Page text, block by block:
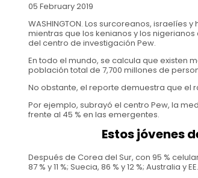
05 February 2019
WASHINGTON. Los surcoreanos,
mientras que los kenianos y los
del centro de investigación Pew.
En todo el mundo, se calcula que existen
población total de 7,700 millones de
No obstante, el reporte demuestra que el
Por ejemplo, subrayó el centro Pew, la
frente al 45 % en las emergentes.
Estos jóvenes
Después de Corea del Sur, con 95 %
87 % y 11 %; Suecia, 86 % y 12 %; Australia y